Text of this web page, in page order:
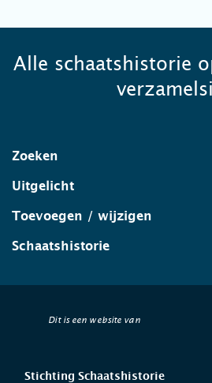
Alle schaatshistorie
Zoeken
Uitgelicht
Toevoegen / wijzigen
Schaatshistorie
Dit is een website van
Stichting Schaatshistorie